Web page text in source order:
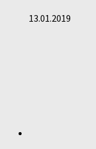
13.01.2019